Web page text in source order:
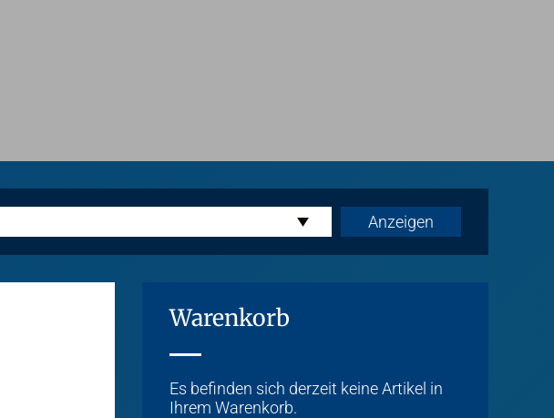
Warenkorb
Es befinden sich derzeit keine Artikel in
Ihrem Warenkorb.